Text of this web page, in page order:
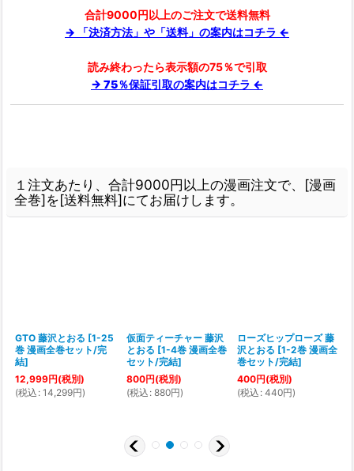
合計9000円以上のご注文で送料無料
→ 「決済方法」や「送料」の案内はコチラ ←
読み終わったら表示額の75％で引取
→ 75％保証引取の案内はコチラ ←
１注文あたり、合計9000円以上の漫画注文で、[漫画
全巻]を[送料無料]にてお届けします。
GTO 藤沢とおる [1-25
巻 漫画全巻セット/完
結]
12,999円(税別)
(税込 : 14,299円)
仮面ティーチャー 藤沢
とおる [1-4巻 漫画全巻
セット/完結]
800円(税別)
(税込 : 880円)
ローズヒップローズ 藤
沢とおる [1-2巻 漫画全
巻セット/完結]
400円(税別)
(税込 : 440円)